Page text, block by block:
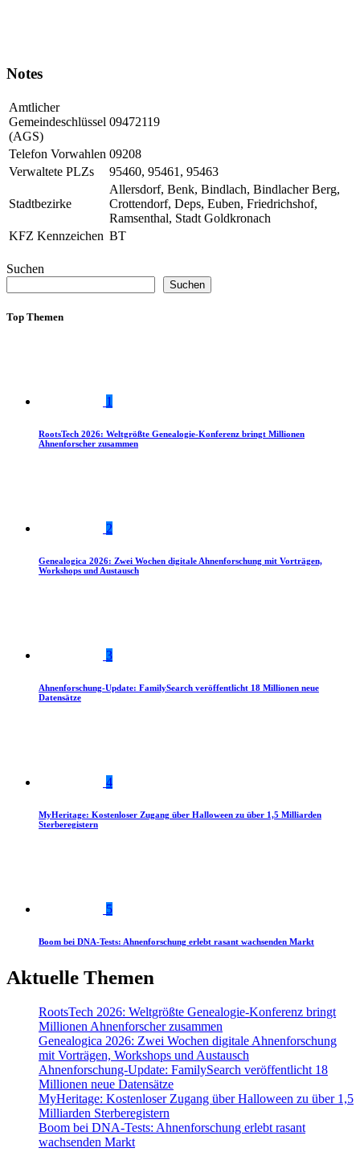
Notes
Amtlicher
Gemeindeschlüssel
(AGS)
09472119
Telefon Vorwahlen 09208
Verwaltete PLZs
95460, 95461, 95463
Stadtbezirke
Allersdorf, Benk, Bindlach, Bindlacher Berg,
Crottendorf, Deps, Euben, Friedrichshof,
Ramsenthal, Stadt Goldkronach
KFZ Kennzeichen BT
Suchen
Suchen
Top Themen
1
RootsTech 2026: Weltgrößte Genealogie-Konferenz bringt Millionen
Ahnenforscher zusammen
2
Genealogica 2026: Zwei Wochen digitale Ahnenforschung mit Vorträgen,
Workshops und Austausch
3
Ahnenforschung-Update: FamilySearch veröffentlicht 18 Millionen neue
Datensätze
4
MyHeritage: Kostenloser Zugang über Halloween zu über 1,5 Milliarden
Sterberegistern
5
Boom bei DNA-Tests: Ahnenforschung erlebt rasant wachsenden Markt
Aktuelle Themen
RootsTech 2026: Weltgrößte Genealogie-Konferenz bringt
Millionen Ahnenforscher zusammen
Genealogica 2026: Zwei Wochen digitale Ahnenforschung
mit Vorträgen, Workshops und Austausch
Ahnenforschung-Update: FamilySearch veröffentlicht 18
Millionen neue Datensätze
MyHeritage: Kostenloser Zugang über Halloween zu über 1,5
Milliarden Sterberegistern
Boom bei DNA-Tests: Ahnenforschung erlebt rasant
wachsenden Markt